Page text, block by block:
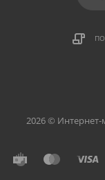
2026 ©